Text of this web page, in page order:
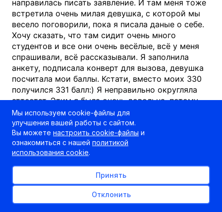
направилась писать заявление. И там меня тоже
встретила очень милая девушка, с которой мы
весело поговорили, пока я писала даные о себе.
Хочу сказать, что там сидит очень много
студентов и все они очень весёлые, всё у меня
спрашивали, всё рассказывали. Я заполнила
анкету, подписала конверт для вызова, девушка
посчитала мои баллы. Кстати, вместо моих 330
получился 331 балл:) Я неправильно округляла
аттестат. Этим я была очень довольна, потому
что с таким баллом в таблице поданными
заявлениями я уже стояла в другой колонке. Вот
вам и один балл. После этого меня отправили на
4 этаж, чтобы сделать фотографию на
студенческий билет. Справившись со всем этим
мы пошли в географический корпус. Именно там
и заседает приёмная комиссия. Перед входом на
геофак меня встретили парни в костюмах,
которые посмотрев мою анкету пропустили
Мы используем cookie-файлы для
улучшения вашей работы с сайтом.
Вы можете настроить cookie-файлы и
ознакомиться с нашей политикой
использования cookie.
Принять
Отклонить